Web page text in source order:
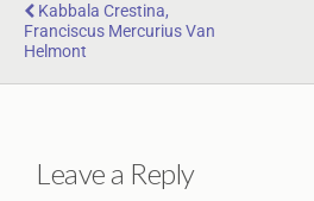
Kabbala Crestina,
Franciscus Mercurius Van
Helmont
Leave a Reply